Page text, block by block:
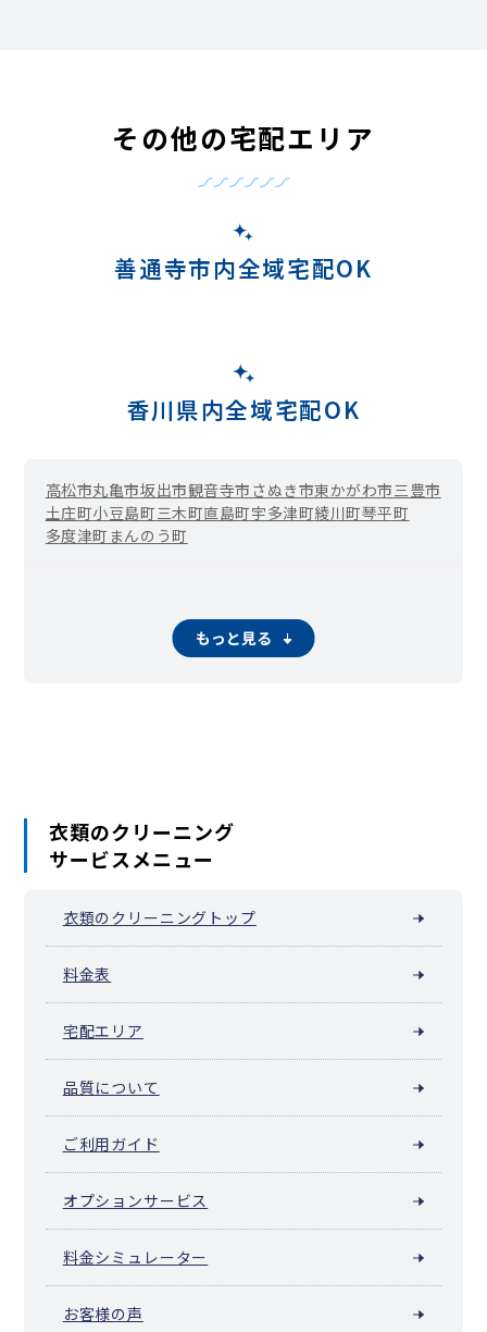
その他の宅配エリア
善通寺市内全域宅配OK
香川県内全域宅配OK
高松市丸亀市坂出市観音寺市 さぬき市東かがわ市三豊市
土庄町小豆島町三木町直島町宇多津町綾川町琴平町
多度津町 まんのう町
もっと見る
衣類のクリーニング
サービスメニュー
衣類のクリーニングトップ
料金表
宅配エリア
品質について
ご利用ガイド
オプションサービス
料金シミュレーター
お客様の声